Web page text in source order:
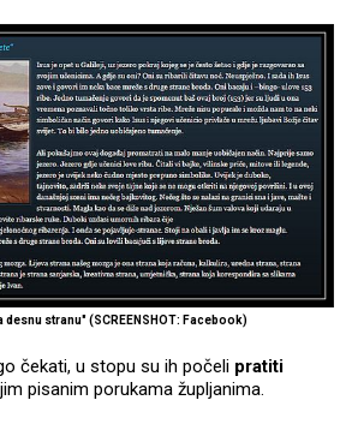
desnu stranu" (SCREENSHOT: Facebook)
čekati, u stopu su ih počeli pratiti
pisanim porukama župljanima.